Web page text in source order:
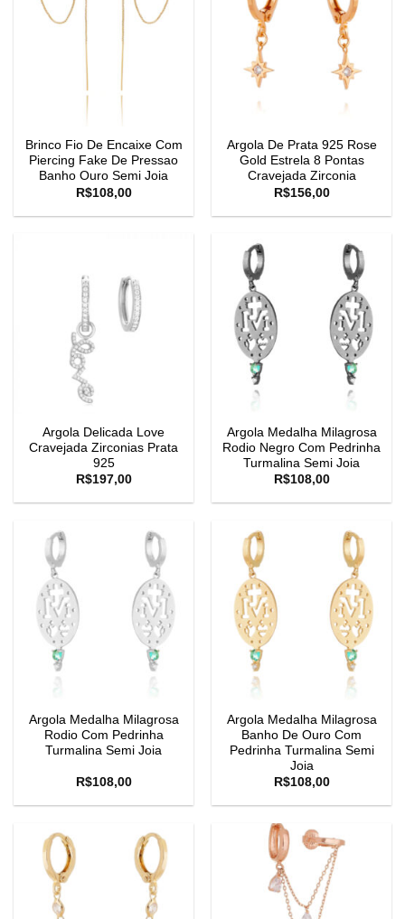
Brinco Fio De Encaixe Com
Piercing Fake De Pressao
Banho Ouro Semi Joia
R$108,00
Argola De Prata 925 Rose
Gold Estrela 8 Pontas
Cravejada Zirconia
R$156,00
Argola Delicada Love
Cravejada Zirconias Prata
925
R$197,00
Argola Medalha Milagrosa
Rodio Negro Com Pedrinha
Turmalina Semi Joia
R$108,00
Argola Medalha Milagrosa
Rodio Com Pedrinha
Turmalina Semi Joia
R$108,00
Argola Medalha Milagrosa
Banho De Ouro Com
Pedrinha Turmalina Semi
Joia
R$108,00